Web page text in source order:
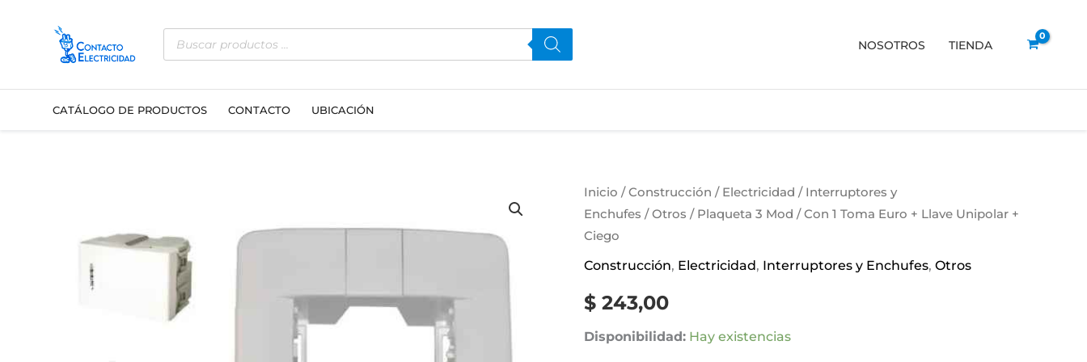
contenido
Búsqueda
de
productos
NOSOTROS TIENDA
CATÁLOGO DE PRODUCTOS CONTACTO UBICACIÓN
Inicio /Construcción / Electricidad / Interruptores y
Enchufes /Otros / Plaqueta 3 Mod / Con 1 Toma Euro + Llave Unipolar +
Ciego
Construcción, Electricidad, Interruptores y Enchufes, Otros
$243,00
Disponibilidad: Hay existencias
Plaqueta
3
Mod
/
1
Toma